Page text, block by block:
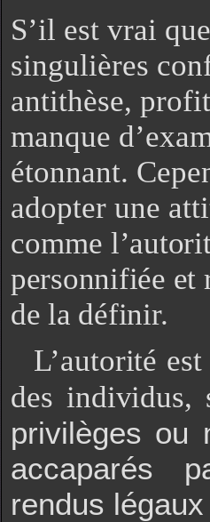
S’il est vrai
singulières
antithèse,
manque
étonnant.
adopter une
comme
personnifiée et
de la définir.
L’autorité
des individus,
privilèges ou
accaparés
rendus